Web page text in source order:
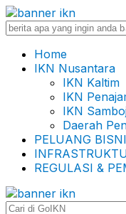
Search
Home
IKN Nusantara
IKN Kaltim
IKN
IKN
Daerah
PELUANG
REGULASI &